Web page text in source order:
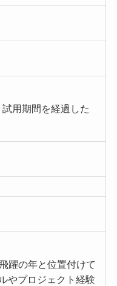
試用期間を経過した
躍の年と位置付けて
やプロジェクト経験